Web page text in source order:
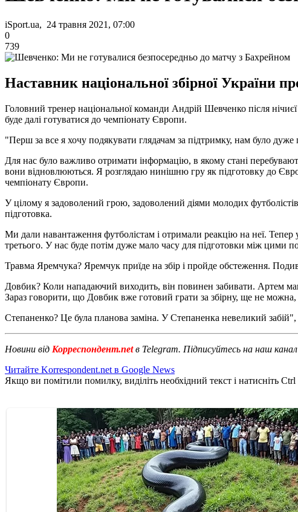
iSport.ua, 24 травня 2021, 07:00
0
739
Наставник національної збірної України
Головний тренер національної команди Андрій Шевченко після
буде далі готуватися до чемпіонату Європи.
"Перш за все я хочу подякувати глядачам за підтримку, нам було
Для нас було важливо отримати інформацію, в якому стані
вони відновлюються. Я розглядаю нинішню гру як підготовку до
чемпіонату Європи.
У цілому я задоволений грою, задоволений діями молодих
підготовка.
Ми дали навантаження футболістам і отримали реакцію на неї. Тепер
третього. У нас буде потім дуже мало часу для підготовки між цими
Травма Яремчука? Яремчук приїде на збір і пройде обстеження.
Довбик? Коли нападаючий виходить, він повинен забивати. Артем мав
Зараз говорити, що Довбик вже готовий грати за збірну, ще не
Степаненко? Це була планова заміна. У Степаненка невеликий
Новини від Корреспондент.netв Telegram. Підписуйтесь на наш канал
Читайте Korrespondent.net в Google News
Якщо ви помітили помилку, виділіть необхідний текст і натисніть